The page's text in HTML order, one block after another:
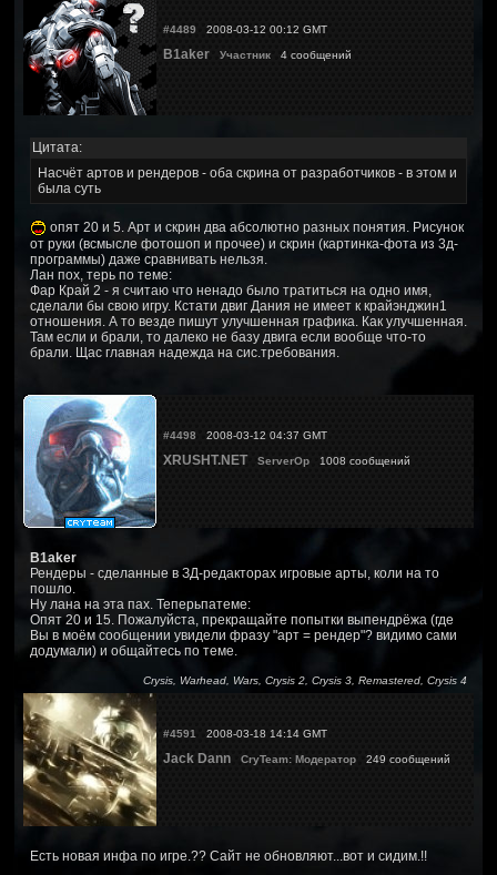
#4489 2008-03-12 00:12 GMT
B1aker Участник 4 сообщений
Цитата:
Насчёт артов и рендеров - оба скрина от разработчиков - в этом и
была суть
опят 20 и 5. Арт и скрин два абсолютно разных понятия. Рисунок
от руки (всмысле фотошоп и прочее) и скрин (картинка-фота из 3д-
программы) даже сравнивать нельзя.
Лан пох, терь по теме:
Фар Край 2 - я считаю что ненадо было тратиться на одно имя,
сделали бы свою игру. Кстати двиг Дания не имеет к крайэнджин1
отношения. А то везде пишут улучшенная графика. Как улучшенная.
Там если и брали, то далеко не базу двига если вообще что-то
брали. Щас главная надежда на сис.требования.
#4498 2008-03-12 04:37 GMT
XRUSHT.NET ServerOp 1008 сообщений
B1aker
Рендеры - сделанные в ЗД-редакторах игровые арты, коли на то
пошло.
Ну лана на эта пах. Теперьпатеме:
Опят 20 и 15. Пожалуйста, прекращайте попытки выпендрёжа (где
Вы в моём сообщении увидели фразу "арт = рендер"? видимо сами
додумали) и общайтесь по теме.
Crysis, Warhead, Wars, Crysis 2, Crysis 3, Remastered, Crysis 4
#4591 2008-03-18 14:14 GMT
Jack Dann CryTeam: Модератор 249 сообщений
Есть новая инфа по игре.?? Сайт не обновляют...вот и сидим.!!